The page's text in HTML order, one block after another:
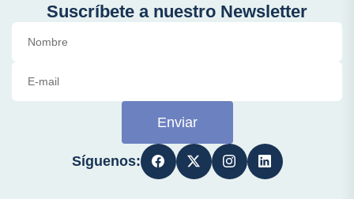
Suscríbete a nuestro Newsletter
Enviar
Síguenos: